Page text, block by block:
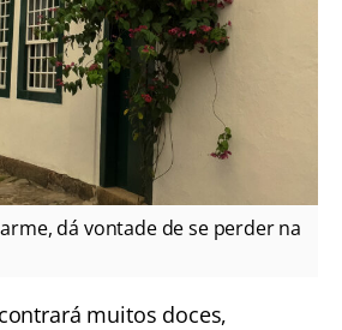
dá vontade de se perder na
muitos doces,